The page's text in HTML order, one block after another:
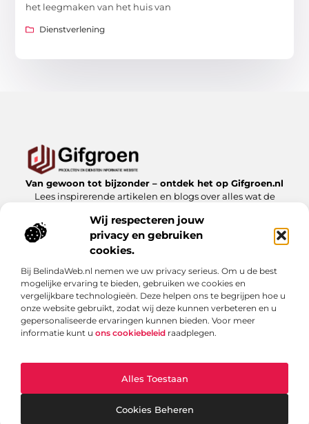
Wij respecteren jouw
privacy en gebruiken
cookies.
Bij BelindaWeb.nl nemen we uw privacy serieus. Om u de best
mogelijke ervaring te bieden, gebruiken we cookies en
vergelijkbare technologieën. Deze helpen ons te begrijpen hoe u
onze website gebruikt, zodat wij deze kunnen verbeteren en u
gepersonaliseerde ervaringen kunnen bieden. Voor meer
informatie kunt u ons cookiebeleid raadplegen.
Alles Toestaan
Cookies Beheren
het leegmaken van het huis van
Dienstverlening
Van gewoon tot bijzonder – ontdek het op Gifgroen.nl
Lees inspirerende artikelen en blogs over alles wat de
Bericht categorie
Onze informatie
Cookiebeleid (EU)
@2025 www.gifgroen.nl. All Right Reserved.